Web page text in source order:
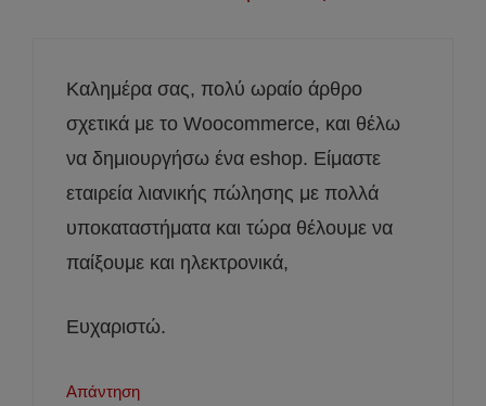
Καλημέρα σας, πολύ ωραίο άρθρο
σχετικά με το Woocommerce, και θέλω
να δημιουργήσω ένα eshop. Είμαστε
εταιρεία λιανικής πώλησης με πολλά
υποκαταστήματα και τώρα θέλουμε να
παίξουμε και ηλεκτρονικά,
Ευχαριστώ.
Απάντηση